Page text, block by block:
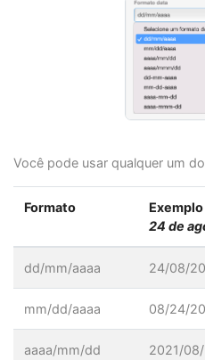
Você pode usar qualquer um
Formato
Exemplo
24 de
dd/mm/aaaa 24/08/
mm/dd/aaaa 08/24/
aaaa/mm/dd 2021/